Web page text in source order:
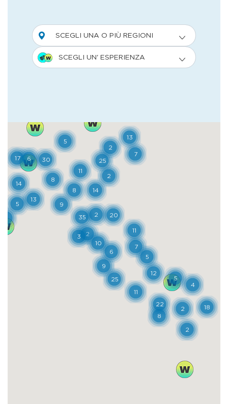
parzialmente scremato. La stagionatura si
protrae per un minimo di 90 giorni, se il
formaggio è usato da tavola, e per un
minimo di 6 mesi (che possono arrivare
acquistare l’eccellente versione prodotta in
malga, si può andare dalla Casara Roncolato
a Roncà. Qui si può scegliere anche tra
molteplici tipologie di caci come quello
stagionato nelle fosse di tufo o l’ubriaco
(affinato nelle vinacce). Anche Dalla
Valentina, a Velo Veronese, propone uno
straordinario monte veronese d’alpeggio,
nonché un gustoso grana padano e una
tipicissima ricotta affumicata. Per sapere
poi quanto sia buono il formaggio con le
pere, ecco a Sant'Anna d’Alfaedo, presso
l’azienda Fasoli, una varietà davvero
particolare con la quale si realizza una
confettura che si abbina perfettamente al
raccolta, le pere, medio-piccole, hanno una
colorazione di fondo verde e un leggero